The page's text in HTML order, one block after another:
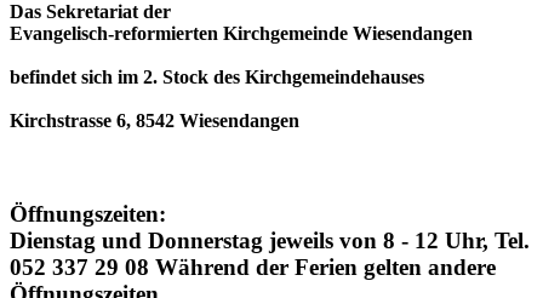
Das Sekretariat der
Evangelisch-reformierten Kirchgemeinde Wiesendangen
befindet sich im 2. Stock des Kirchgemeindehauses
Kirchstrasse 6, 8542 Wiesendangen
Öffnungszeiten:
Dienstag und Donnerstag jeweils von 8 - 12 Uhr, Tel.
052 337 29 08 Während der Ferien gelten andere